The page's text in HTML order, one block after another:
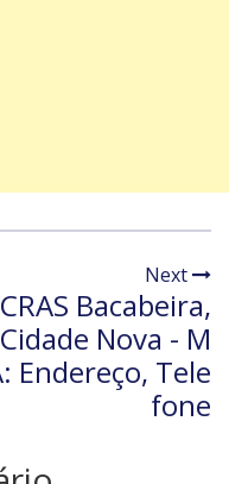
Next
CRAS Bacabeira,
Cidade Nova - M
Endereço, Tele
fone